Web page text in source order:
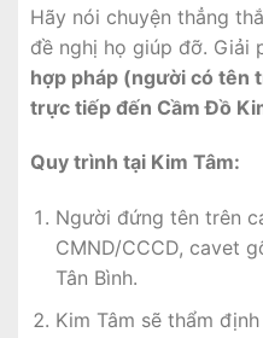
Hãy nói chuyện thẳng
đề nghị họ giúp đỡ. Giải
hợp pháp (người có tên
trực tiếp đến Cầm Đồ
Quy trình tại Kim Tâm:
Người đứng tên trên
CMND/CCCD, cavet
Tân Bình.
Kim Tâm sẽ thẩm